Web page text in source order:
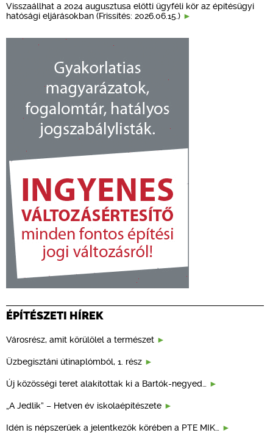
Visszaállhat a 2024 augusztusa előtti ügyféli kör az építésügyi
hatósági eljárásokban (Frissítés: 2026.06.15.)
ÉPÍTÉSZETI HÍREK
Városrész, amit körülölel a természet
Üzbegisztáni útinaplómból, 1. rész
Új közösségi teret alakítottak ki a Bartók-negyed…
„A Jedlik” – Hetven év iskolaépítészete
Idén is népszerűek a jelentkezők körében a PTE MIK…